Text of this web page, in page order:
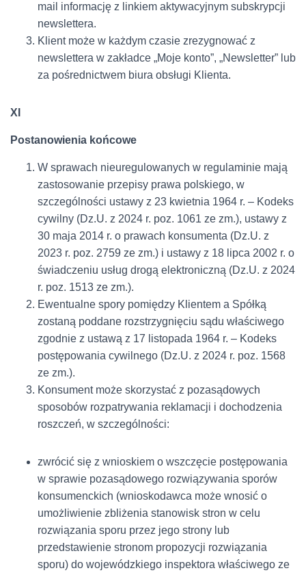
mail informację z linkiem aktywacyjnym subskrypcji
newslettera.
Klient może w każdym czasie zrezygnować z
newslettera w zakładce „Moje konto”, „Newsletter” lub
za pośrednictwem biura obsługi Klienta.
XI
Postanowienia końcowe
W sprawach nieuregulowanych w regulaminie mają
zastosowanie przepisy prawa polskiego, w
szczególności ustawy z 23 kwietnia 1964 r. – Kodeks
cywilny (Dz.U. z 2024 r. poz. 1061 ze zm.), ustawy z
30 maja 2014 r. o prawach konsumenta (Dz.U. z
2023 r. poz. 2759 ze zm.) i ustawy z 18 lipca 2002 r. o
świadczeniu usług drogą elektroniczną (Dz.U. z 2024
r. poz. 1513 ze zm.).
Ewentualne spory pomiędzy Klientem a Spółką
zostaną poddane rozstrzygnięciu sądu właściwego
zgodnie z ustawą z 17 listopada 1964 r. – Kodeks
postępowania cywilnego (Dz.U. z 2024 r. poz. 1568
ze zm.).
Konsument może skorzystać z pozasądowych
sposobów rozpatrywania reklamacji i dochodzenia
roszczeń, w szczególności:
zwrócić się z wnioskiem o wszczęcie postępowania
w sprawie pozasądowego rozwiązywania sporów
konsumenckich (wnioskodawca może wnosić o
umożliwienie zbliżenia stanowisk stron w celu
rozwiązania sporu przez jego strony lub
przedstawienie stronom propozycji rozwiązania
sporu) do wojewódzkiego inspektora właściwego ze